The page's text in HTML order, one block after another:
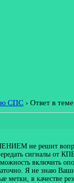
СПС › Ответ в
не решит
сигналы от
включить
Я не знаю
метки, в качестве